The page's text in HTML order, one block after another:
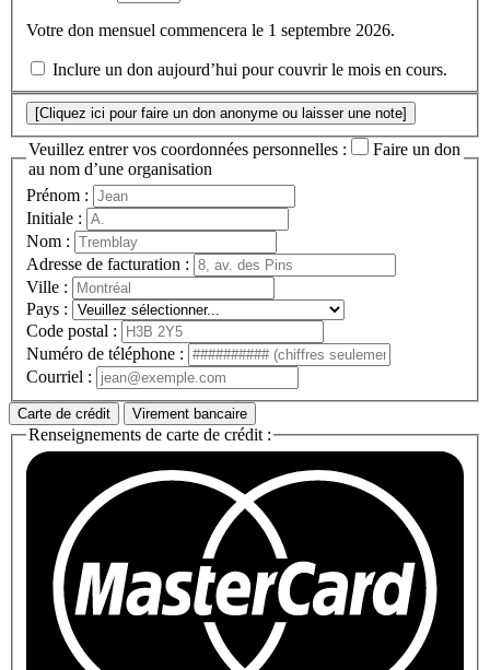
Votre don mensuel commencera le 1 septembre 2026.
Inclure un don aujourd’hui pour couvrir le mois en cours.
[Cliquez ici pour faire un don anonyme ou laisser une note]
Veuillez entrer vos coordonnées personnelles :
au nom d’une organisation
Prénom :
Initiale :
Nom :
Adresse de facturation :
Ville :
Pays :
Code postal :
Numéro de téléphone :
Courriel :
Carte de crédit Virement bancaire
Renseignements de carte de crédit :